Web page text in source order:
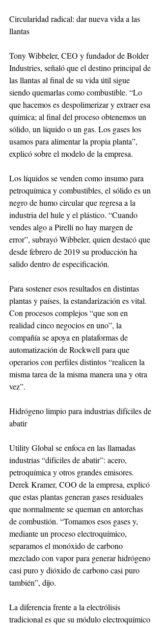
Circularidad radical: dar nueva vida a las
llantas
Tony Wibbeler, CEO y fundador de Bolder
Industries, señaló que el destino principal de
las llantas al final de su vida útil sigue
siendo quemarlas como combustible. “Lo
que hacemos es despolimerizar y extraer esa
química; al final del proceso obtenemos un
sólido, un líquido o un gas. Los gases los
usamos para alimentar la propia planta”,
explicó sobre el modelo de la empresa.
Los líquidos se venden como insumo para
petroquímica y combustibles, el sólido es un
negro de humo circular que regresa a la
industria del hule y el plástico. “Cuando
vendes algo a Pirelli no hay margen de
error”, subrayó Wibbeler, quien destacó que
desde febrero de 2019 su producción ha
salido dentro de especificación.
Para sostener esos resultados en distintas
plantas y países, la estandarización es vital.
Con procesos complejos “que son en
realidad cinco negocios en uno”, la
compañía se apoya en plataformas de
automatización de Rockwell para que
operarios con perfiles distintos “realicen la
misma tarea de la misma manera una y otra
vez”.
Hidrógeno limpio para industrias difíciles de
abatir
Utility Global se enfoca en las llamadas
industrias “difíciles de abatir”: acero,
petroquímica y otros grandes emisores.
Derek Kramer, COO de la empresa, explicó
que estas plantas generan gases residuales
que normalmente se queman en antorchas
de combustión. “Tomamos esos gases y,
mediante un proceso electroquímico,
separamos el monóxido de carbono
mezclado con vapor para generar hidrógeno
casi puro y dióxido de carbono casi puro
también”, dijo.
La diferencia frente a la electrólisis
tradicional es que su módulo electroquímico